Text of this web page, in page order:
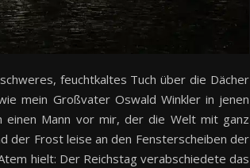
feuchtkaltes Tuch über die Dächer
mein Großvater Oswald Winkler in jenen
einen Mann vor mir, der die Welt mit ganz
der Frost leise an den Fensterscheiben der
hielt: Der Reichstag verabschiedete das